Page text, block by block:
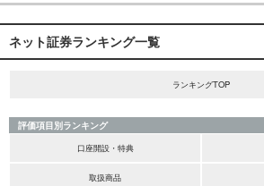
ネット証券ランキング一覧
ランキングTOP
評価項目別ランキング
口座開設・特典
取扱商品